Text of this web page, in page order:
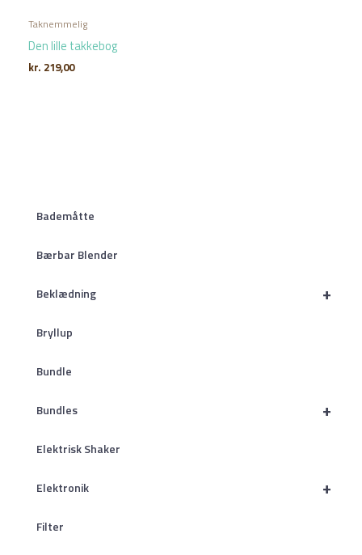
Bademåtte
Bærbar Blender
+
Beklædning
Bryllup
Bundle
+
Bundles
Elektrisk Shaker
+
Elektronik
Filter
Taknemmelig
Den lille takkebog
kr. 219,00